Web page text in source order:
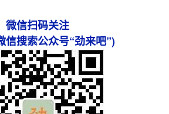
微信扫码关注
信搜索公众号“劲来吧”)